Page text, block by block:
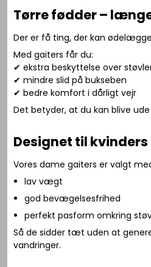
Tørre fødder –
Der er få ting, der kan
Med gaiters får du:
✔ ekstra beskyttelse over
✔ mindre slid på bukseben
✔ bedre komfort i dårligt vejr
Det betyder, at du kan blive
Designet til
Vores dame gaiters er valgt
lav vægt
god bevægelsesfrihed
perfekt pasform omkring
Så de sidder tæt uden at
vandringer.